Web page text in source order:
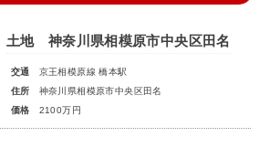
土地 神奈川県相模原市中央区田名
交通
京王相模原線 橋本駅
住所
神奈川県相模原市中央区田名
価格
2100万円